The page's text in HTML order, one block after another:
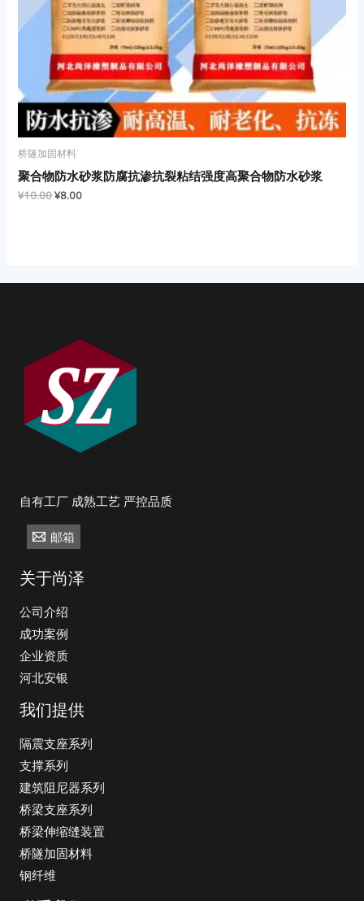
桥隧加固材料
聚合物防水砂浆防腐抗渗抗裂粘结强度高聚合物防水砂浆
¥10.00¥8.00
自有工厂 成熟工艺 严控品质
邮箱
关于尚泽
公司介绍
成功案例
企业资质
河北安银
我们提供
隔震支座系列
支撑系列
建筑阻尼器系列
桥梁支座系列
桥梁伸缩缝装置
桥隧加固材料
钢纤维